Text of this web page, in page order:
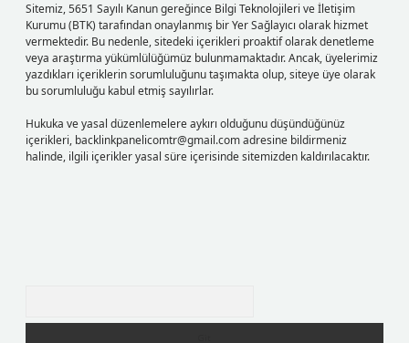
Sitemiz, 5651 Sayılı Kanun gereğince Bilgi Teknolojileri ve İletişim
Kurumu (BTK) tarafından onaylanmış bir Yer Sağlayıcı olarak hizmet
vermektedir. Bu nedenle, sitedeki içerikleri proaktif olarak denetleme
veya araştırma yükümlülüğümüz bulunmamaktadır. Ancak, üyelerimiz
yazdıkları içeriklerin sorumluluğunu taşımakta olup, siteye üye olarak
bu sorumluluğu kabul etmiş sayılırlar.
Hukuka ve yasal düzenlemelere aykırı olduğunu düşündüğünüz
içerikleri, backlinkpanelicomtr@gmail.comadresine bildirmeniz
halinde, ilgili içerikler yasal süre içerisinde sitemizden kaldırılacaktır.